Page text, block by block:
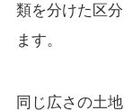
類を分けた区
ます。
同じ広さの土